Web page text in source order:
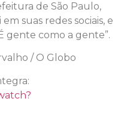
de São Paulo,
suas redes sociais, e
gente como a gente”.
/ O Globo